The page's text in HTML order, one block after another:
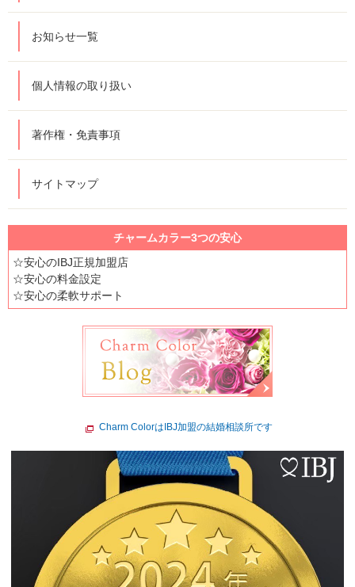
お知らせ一覧
個人情報の取り扱い
著作権・免責事項
サイトマップ
チャームカラー3つの安心
☆安心のIBJ正規加盟店
☆安心の料金設定
☆安心の柔軟サポート
Charm ColorはIBJ加盟の結婚相談所です